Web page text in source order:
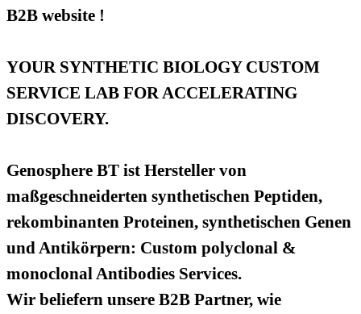
B2B website !
YOUR SYNTHETIC BIOLOGY CUSTOM
SERVICE LAB FOR ACCELERATING
DISCOVERY.
Genosphere BT ist Hersteller von
maßgeschneiderten synthetischen Peptiden,
rekombinanten Proteinen, synthetischen Genen
und Antikörpern: Custom polyclonal &
monoclonal Antibodies Services.
Wir beliefern unsere B2B Partner, wie